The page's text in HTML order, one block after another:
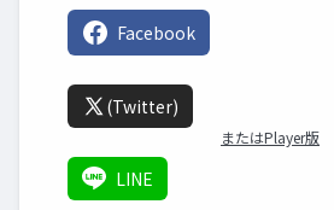
Facebook
(Twitter)
またはPlayer版
LINE